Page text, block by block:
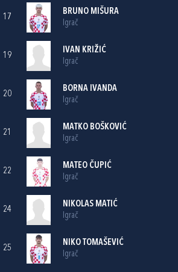
17
BRUNO MIŠURA
Igrač
19
IVAN KRIŽIĆ
Igrač
20
BORNA IVANDA
Igrač
21
MATKO BOŠKOVIĆ
Igrač
22
MATEO ČUPIĆ
Igrač
24
NIKOLAS MATIĆ
Igrač
25
NIKO TOMAŠEVIĆ
Igrač